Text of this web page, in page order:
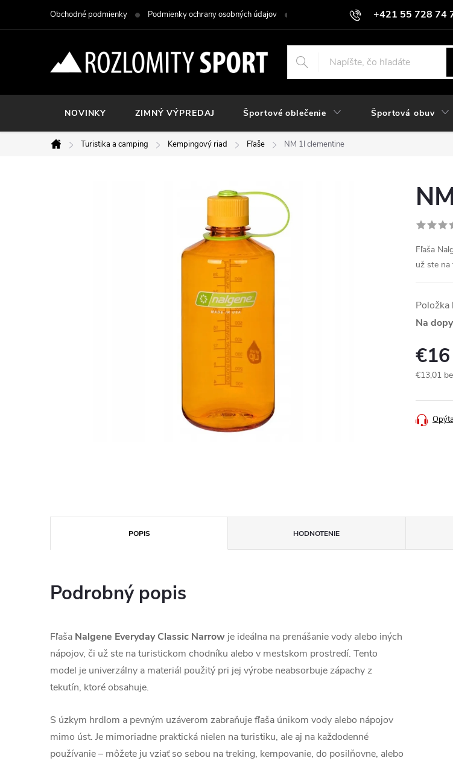
+421 55 728 74
Obchodné podmienky Podmienky ochrany osobných údajov Kontakt Hodnotenie
NOVINKY ZIMNÝ VÝPREDAJ Športové oblečenie Športová obuv
Domov
Turistika a camping Kempingový riad Fľaše NM 1l clementine
Fľaša
už ste
Položka
Na
€16
€13,01
cena:
POPIS HODNOTENIE
Podrobný popis
Fľaša Nalgene Everyday Classic Narrow je ideálna na prenášanie vody alebo iných
nápojov, či už ste na turistickom chodníku alebo v mestskom prostredí. Tento
model je univerzálny a materiál použitý pri jej výrobe neabsorbuje zápachy z
tekutín, ktoré obsahuje.
S úzkym hrdlom a pevným uzáverom zabraňuje fľaša únikom vody alebo nápojov
mimo úst. Je mimoriadne praktická nielen na turistiku, ale aj na každodenné
používanie – môžete ju vziať so sebou na treking, kempovanie, do posilňovne, alebo